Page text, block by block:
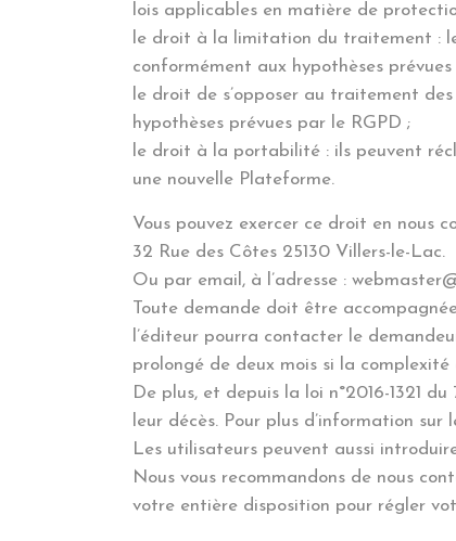
lois applicables en matière de
le droit à la limitation du traitement :
conformément aux hypothèses
le droit de s’opposer au traitement
hypothèses prévues par le RGPD ;
le droit à la portabilité : ils peuvent
une nouvelle Plateforme.
Vous pouvez exercer ce droit en nous
32 Rue des Côtes 25130 Villers-le-Lac.
Ou par email, à l’adresse :
Toute demande doit être
l’éditeur pourra contacter le
prolongé de deux mois si la
De plus, et depuis la loi n°2016-1321
leur décès. Pour plus d’information
Les utilisateurs peuvent aussi
Nous vous recommandons de nous
votre entière disposition pour régler